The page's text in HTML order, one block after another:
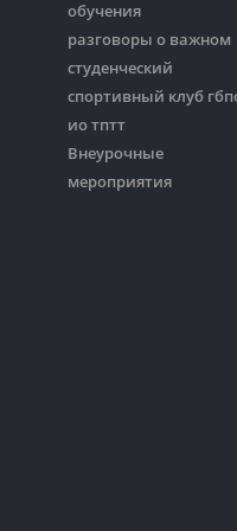
обучения
разговоры о важном
студенческий
спортивный клуб
ио тптт
Внеурочные
мероприятия